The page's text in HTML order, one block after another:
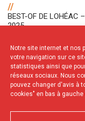
Notre site internet et nos
votre navigation sur ce
statistiques ainsi que
réseaux sociaux. Nous
pouvez changer d'avis à
cookies" en bas à
//
BEST-OF DE
2025
NOS